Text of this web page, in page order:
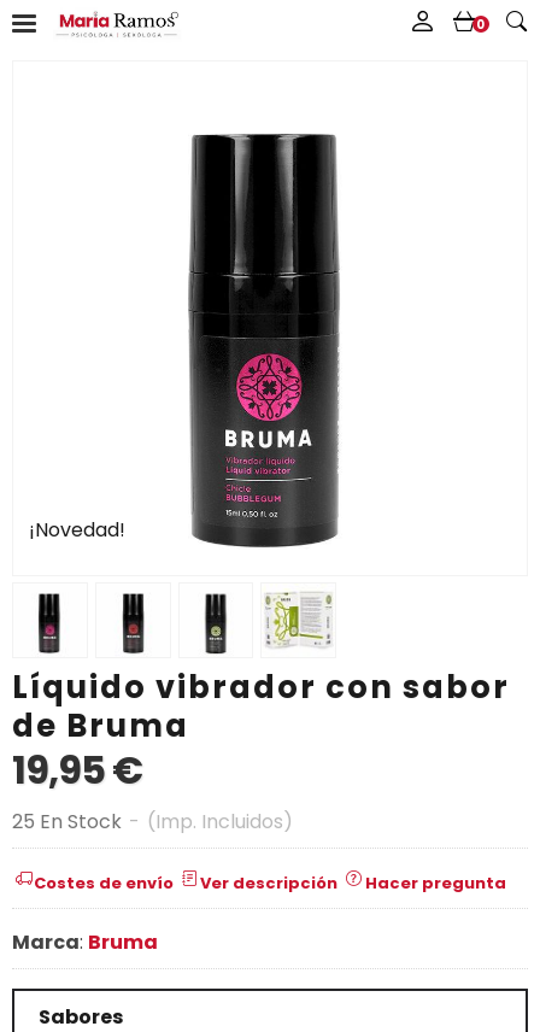
0
¡Novedad!
Líquido vibrador con sabor
de Bruma
19,95 €
25 En Stock - (Imp. Incluidos)
Costes de envío Ver descripción Hacer pregunta
Marca: Bruma
Sabores